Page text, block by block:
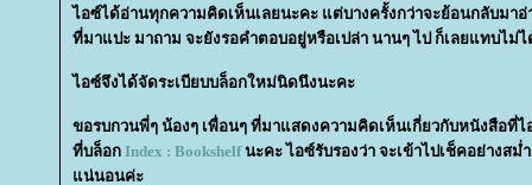
ไอซ์ได้อ่านทุกความคิดเห็นเลยนะคะ แต่บางครั้งกว่าจะย้อนกลับมา
ที่มาแปะ มาถาม จะยังรอคำตอบอยู่หรือเปล่า นานๆ ไป ก็เลยแทบไม่
ไอซ์จึงได้จัดระเบียบบล็อกใหม่นิดนึงนะคะ
ขอรบกวนพี่ๆ น้องๆ เพื่อนๆ ที่มาแสดงความคิดเห็นเกี่ยวกับหนังสือที่ไ
ที่บล็อก Index : Bookshelfนะคะ ไอซ์รับรองว่า จะเข้าไปเช็คอย่างส
น่นอนค่ะ